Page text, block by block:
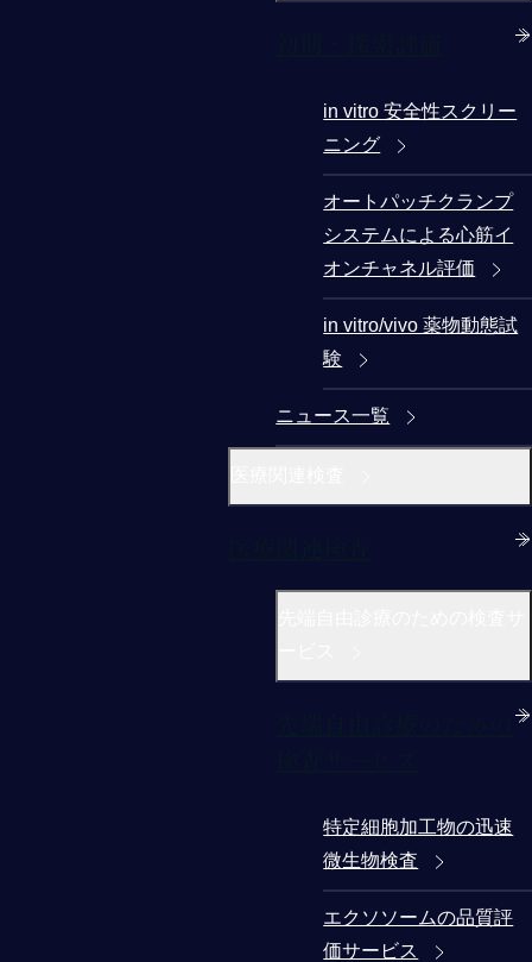
in vitro 安全性スクリー
ニング
オートパッチクランプ
システムによる心筋イ
オンチャネル評価
in vitro/vivo 薬物動態試
験
ニュース一覧
特定細胞加工物の迅速
微生物検査
エクソソームの品質評
価サービス